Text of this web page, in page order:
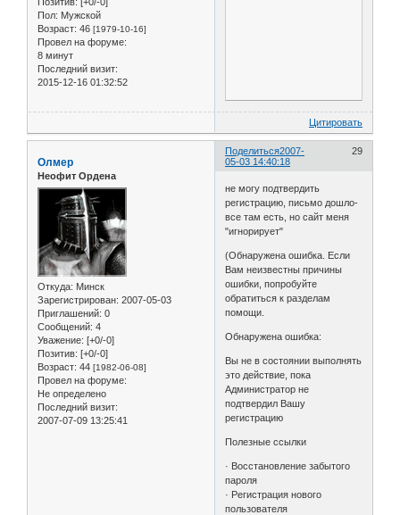
Позитив: [+0/-0]
Пол: Мужской
Возраст: 46 [1979-10-16]
Провел на форуме:
8 минут
Последний визит:
2015-12-16 01:32:52
Цитировать
Поделиться 29
2007-
05-03 14:40:18
Олмер
Неофит Ордена
Откуда: Минск
Зарегистрирован: 2007-05-03
Приглашений: 0
Сообщений: 4
Уважение: [+0/-0]
Позитив: [+0/-0]
Возраст: 44 [1982-06-08]
Провел на форуме:
Не определено
Последний визит:
2007-07-09 13:25:41
не могу подтвердить
регистрацию, письмо дошло-
все там есть, но сайт меня
"игнорирует"
(Обнаружена ошибка. Если
Вам неизвестны причины
ошибки, попробуйте
обратиться к разделам
помощи.
Обнаружена ошибка:
Вы не в состоянии выполнять
это действие, пока
Администратор не
подтвердил Вашу
регистрацию
Полезные ссылки
· Восстановление забытого
пароля
· Регистрация нового
пользователя